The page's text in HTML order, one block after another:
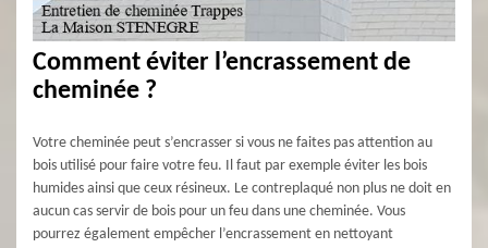
Comment éviter l’encrassement de
cheminée ?
Votre cheminée peut s’encrasser si vous ne faites pas attention au
bois utilisé pour faire votre feu. Il faut par exemple éviter les bois
humides ainsi que ceux résineux. Le contreplaqué non plus ne doit en
aucun cas servir de bois pour un feu dans une cheminée. Vous
pourrez également empêcher l’encrassement en nettoyant